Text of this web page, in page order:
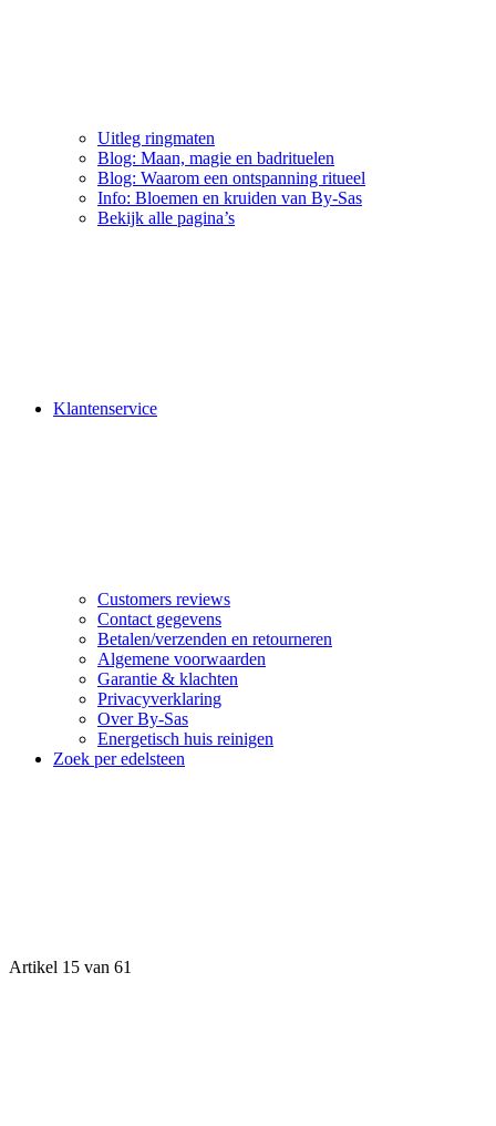
Uitleg ringmaten
Blog: Maan, magie en badrituelen
Blog: Waarom een ontspanning ritueel
Info: Bloemen en kruiden van By-Sas
Bekijk alle pagina’s
Klantenservice
Customers reviews
Contact gegevens
Betalen/verzenden en retourneren
Algemene voorwaarden
Garantie & klachten
Privacyverklaring
Over By-Sas
Energetisch huis reinigen
Zoek per edelsteen
Artikel 15 van 61